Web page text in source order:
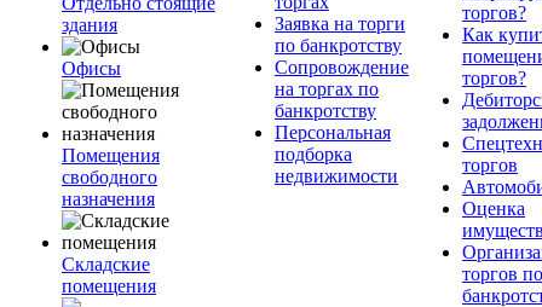
здания
Офисы
Помещения
свободного
назначения
Складские
помещения
Заявка на торги
по банкротству
Сопровождение
на торгах по
банкротству
Персональная
подборка
недвижимости
торгов?
Как
торгов?
торгов
Оценка
торгов по